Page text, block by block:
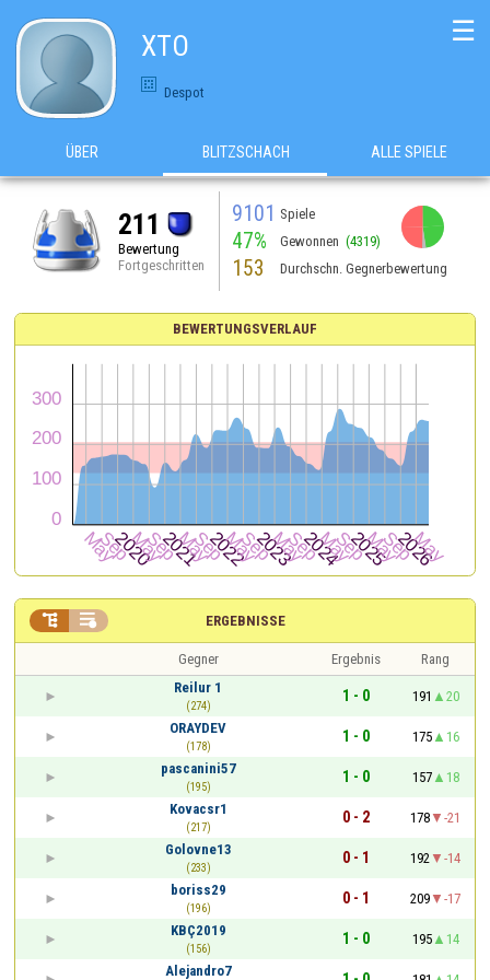
XTO
Despot
☰
ÜBER BLITZSCHACH ALLE SPIELE
211
Bewertung
Fortgeschritten
9101 Spiele
47% Gewonnen (4319)
153 Durchschn. Gegnerbewertung
BEWERTUNGSVERLAUF
ERGEBNISSE
 
Gegner Ergebnis
Rang
Reilur 1
(274)
1 - 0 191
20
ORAYDEV
(178)
1 - 0 175
16
pascanini57
(195)
1 - 0 157
18
Kovacsr1
(217)
0 - 2 178
-21
Golovne13
(233)
0 - 1 192
-14
boriss29
(196)
0 - 1 209
-17
KBÇ2019
(156)
1 - 0 195
14
Alejandro7